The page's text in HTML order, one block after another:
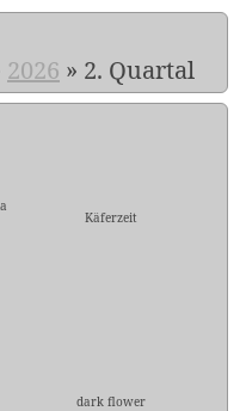
2026 » 2. Quartal
Käferzeit
dark flower